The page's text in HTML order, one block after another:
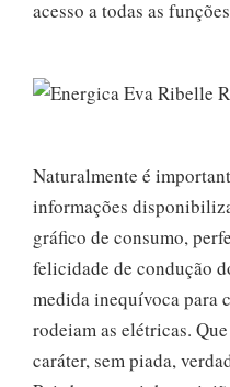
acesso a todas as
Naturalmente é
informações
gráfico de consumo,
felicidade de condução
medida inequívoca para
rodeiam as elétricas.
caráter, sem piada,